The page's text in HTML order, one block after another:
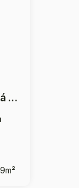
Apartamento com 2 quartos, Jaraguá Esquerdo - Jaraguá do Sul
m²